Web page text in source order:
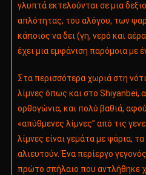
γλυπτά εκτελούνται σε μια
απλότητας, του αλόγου, των
κάποιος να δει (γη, νερό και
έχει μια εμφάνιση παρόμοια
Στα περισσότερα χωριά στη
λίμνες όπως και στο Shiyanbei,
ορθογώνια, και πολύ βαθιά,
«απύθμενες λίμνες” από τις
λίμνες είναι γεμάτα με ψάρια,
αλιευτούν. Ένα περίεργο
πρώτο σπήλαιο που αντλήθηκε